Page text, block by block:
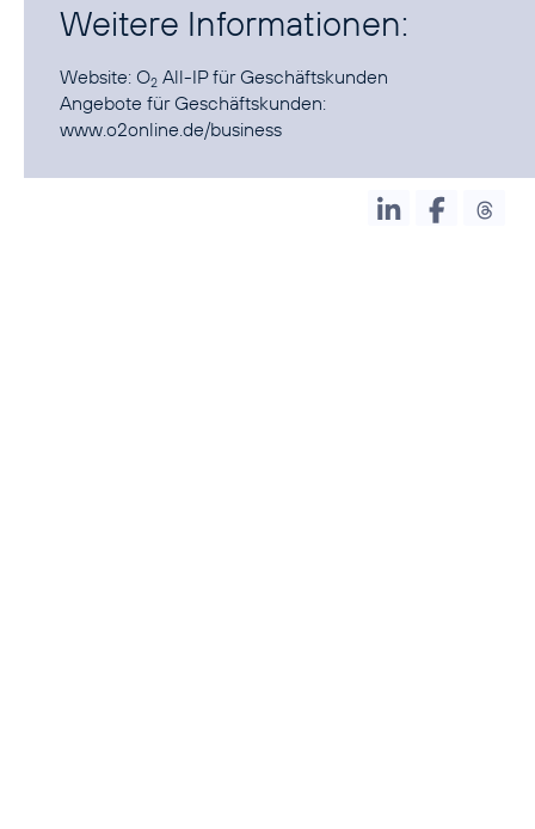
Weitere Informationen:
Website: O2 All-IPfür Geschäftskunden
Angebote für Geschäftskunden:
www.o2online.de/business